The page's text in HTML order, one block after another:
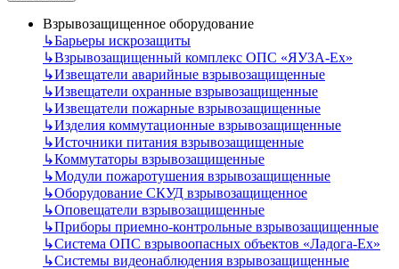
Взрывозащищенное оборудование
↳Барьеры искрозащиты
↳Взрывозащищенный комплекс ОПС «ЯУЗА-Ех»
↳Извещатели аварийные взрывозащищенные
↳Извещатели охранные взрывозащищенные
↳Извещатели пожарные взрывозащищенные
↳Изделия коммутационные взрывозащищенные
↳Источники питания взрывозащищенные
↳Коммутаторы взрывозащищенные
↳Модули пожаротушения взрывозащищенные
↳Оборудование СКУД взрывозащищенное
↳Оповещатели взрывозащищенные
↳Приборы приемно-контрольные взрывозащищенные
↳Система ОПС взрывоопасных объектов «Ладога-Ex»
↳Системы видеонаблюдения взрывозащищенные